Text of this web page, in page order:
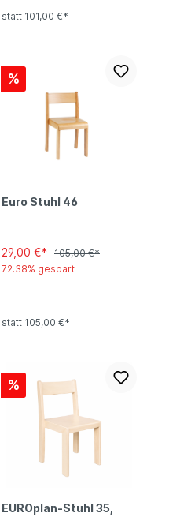
statt 101,00 €*
%
Euro Stuhl 46
29,00 €*
105,00 €*
72.38% gespart
statt 105,00 €*
%
EUROplan-Stuhl 35,